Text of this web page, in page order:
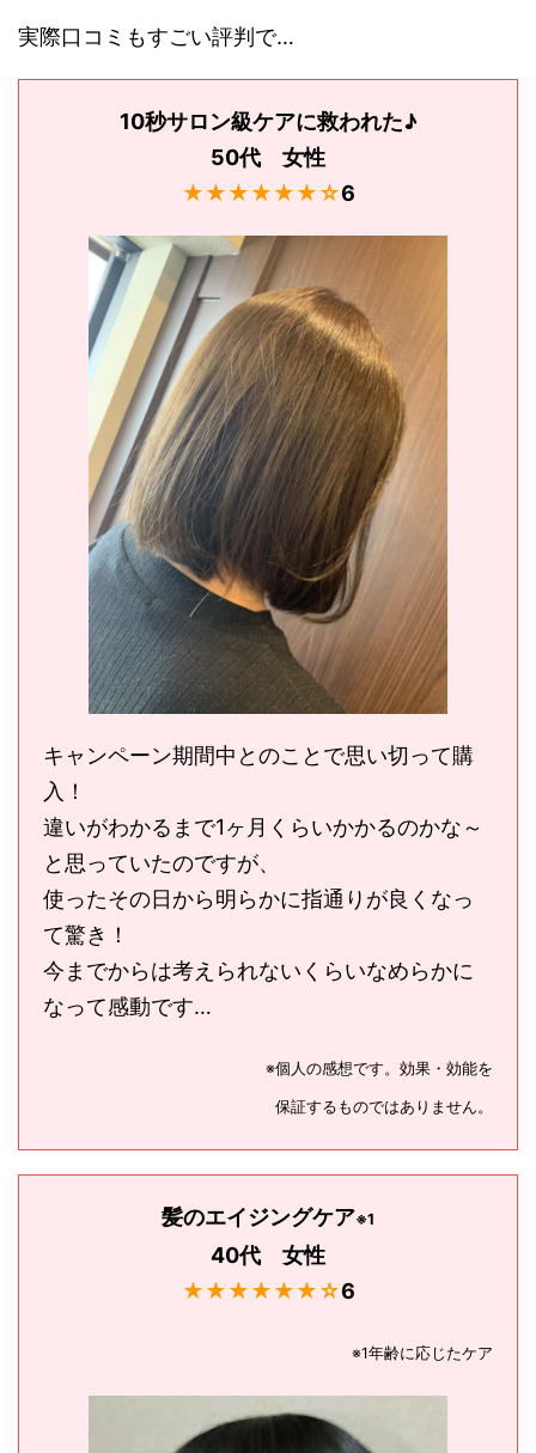
実際口コミもすごい評判で…
10秒サロン級ケアに救われた♪
50代 女性
★★★★★★☆6
キャンペーン期間中とのことで思い切って購
入！
違いがわかるまで1ヶ月くらいかかるのかな～
と思っていたのですが、
使ったその日から明らかに指通りが良くなっ
て驚き！
今までからは考えられないくらいなめらかに
なって感動です…
※個人の感想です。効果・効能を
保証するものではありません。
髪のエイジングケア※1
40代 女性
★★★★★★☆6
※1年齢に応じたケア